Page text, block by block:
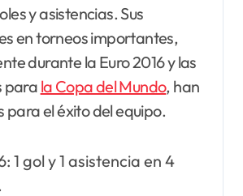
y asistencias. Sus
en torneos importantes,
durante la Euro 2016 y las
parala Copa del Mundo, han
para el éxito del equipo.
1 gol y 1 asistencia en 4